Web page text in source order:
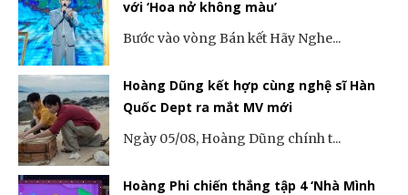
với ‘Hoa nở không màu’
Bước vào vòng Bán kết Hãy Nghe...
Hoàng Dũng kết hợp cùng nghệ sĩ Hàn
Quốc Dept ra mắt MV mới
Ngày 05/08, Hoàng Dũng chính t...
Hoàng Phi chiến thắng tập 4 ‘Nhà Mình